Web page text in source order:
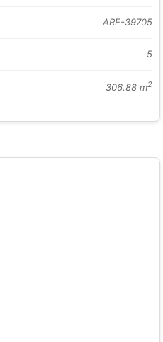
ARE-39705
5
306.88 m2